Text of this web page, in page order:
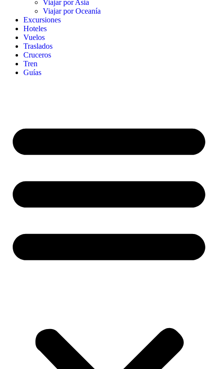
Viajar por Asia
Viajar por Oceanía
Excursiones
Hoteles
Vuelos
Traslados
Cruceros
Tren
Guías